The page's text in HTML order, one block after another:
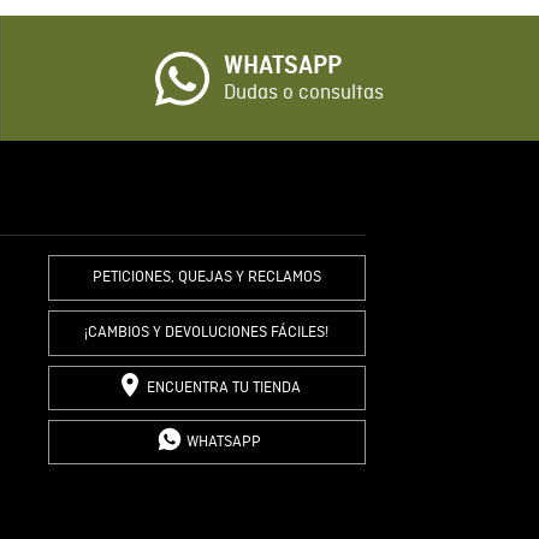
COMENTARIO
WHATSAPP
Dudas o consultas
PETICIONES, QUEJAS Y RECLAMOS
¡CAMBIOS Y DEVOLUCIONES FÁCILES!
ENCUENTRA TU TIENDA
WHATSAPP